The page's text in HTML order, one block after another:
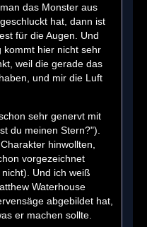
das Monster aus
hat, dann ist
für die Augen. Und
kommt hier nicht sehr
weil die gerade das
und mir die Luft
sehr genervt mit
du meinen Stern?").
hinwollten,
vorgezeichnet
Und ich weiß
Waterhouse
abgebildet hat,
er machen sollte.